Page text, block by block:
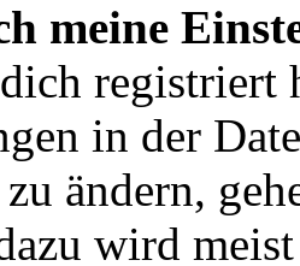
meine
registriert
in der
ändern,
wird